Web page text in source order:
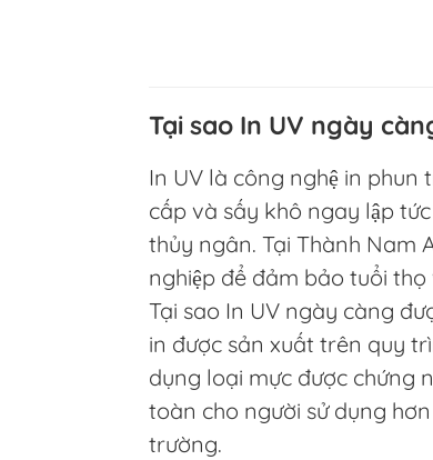
Tại sao In UV ngày
In UV là công nghệ in phun
cấp và sấy khô ngay lập
thủy ngân. Tại Thành Nam
nghiệp để đảm bảo tuổi
Tại sao In UV ngày càng
in được sản xuất trên quy
dụng loại mực được chứng
toàn cho người sử dụng
trường.